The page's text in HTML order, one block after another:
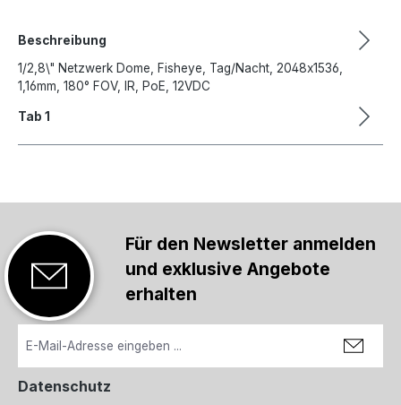
Beschreibung
1/2,8\" Netzwerk Dome, Fisheye, Tag/Nacht, 2048x1536,
1,16mm, 180° FOV, IR, PoE, 12VDC
Tab 1
Für den Newsletter anmelden
und exklusive Angebote
erhalten
Datenschutz